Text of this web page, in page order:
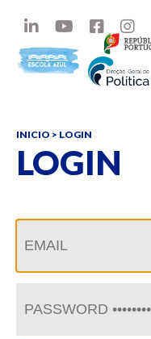
INICIO > LOGIN
LOGIN